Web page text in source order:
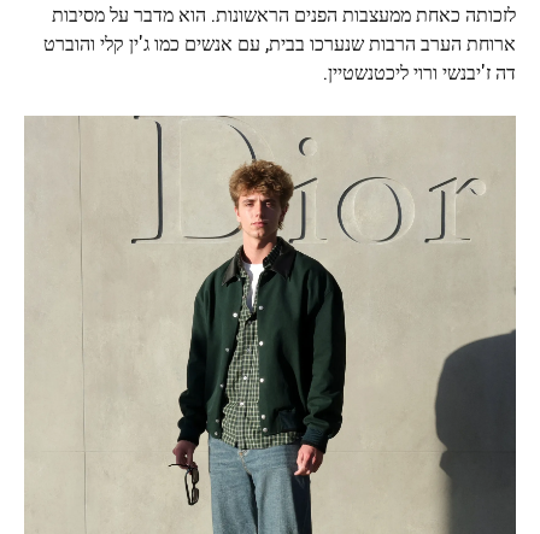
לזכותה כאחת ממעצבות הפנים הראשונות. הוא מדבר על מסיבות
ארוחת הערב הרבות שנערכו בבית, עם אנשים כמו ג'ין קלי והוברט
דה ז'יבנשי ורוי ליכטנשטיין.